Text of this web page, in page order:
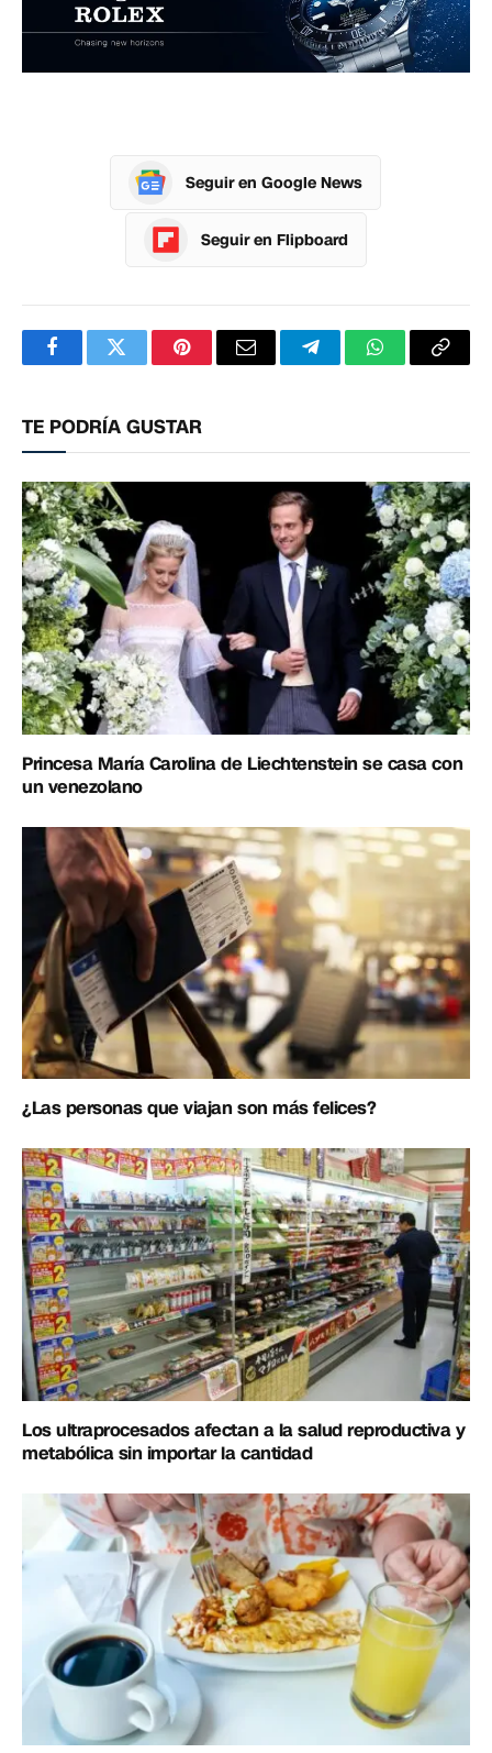
Seguir en Google News
Seguir en Flipboard
FacebookTwitterPinterestCorreoTelegramWhatsApp
TE PODRÍA GUSTAR
Princesa María Carolina de Liechtenstein se casa con
un venezolano
¿Las personas que viajan son más felices?
Los ultraprocesados afectan a la salud reproductiva y
metabólica sin importar la cantidad